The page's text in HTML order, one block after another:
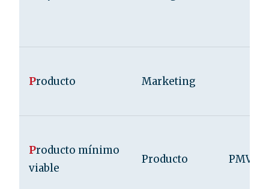
Producto Marketing
Producto mínimo
viable
Producto PMV